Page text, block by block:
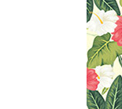
07 오
08 일
09 오
10 오